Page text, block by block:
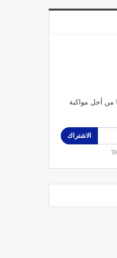
من أجل مواكبة
الاشتراك